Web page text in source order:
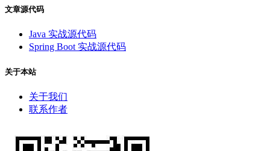
文章源代码
Java 实战源代码
Spring Boot 实战源代码
关于本站
关于我们
联系作者